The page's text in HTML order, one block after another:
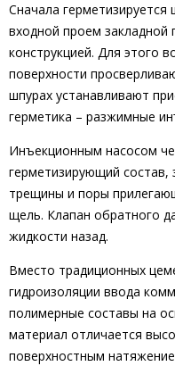
Сначала
входной проем закладной
конструкцией. Для этого
поверхности
шпурах устанавливают
герметика – разжимные
Инъекционным насосом
герметизирующий
трещины и поры
щель. Клапан обратного
жидкости назад.
Вместо традиционных
гидроизоляции ввода
полимерные составы на
материал отличается
поверхностным